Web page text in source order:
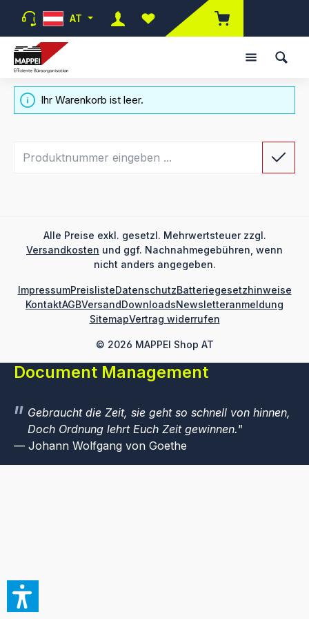
Zum Hauptinhalt springen
AT
Du hast 0 Produkte auf dem
Ihr Warenkorb ist leer.
Alle Preise exkl. gesetzl. Mehrwertsteuer zzgl.
Versandkosten und ggf. Nachnahmegebühren, wenn
nicht anders angegeben.
© 2026 MAPPEI Shop AT
ImpressumPreislisteDatenschutzBatteriegesetzhinweise
KontaktAGBVersandDownloadsNewsletteranmeldung
SitemapVertrag widerrufen
Document Management
Gebraucht die Zeit, sie geht so schnell von hinnen,
Doch Ordnung lehrt Euch Zeit gewinnen.
Johann Wolfgang von Goethe